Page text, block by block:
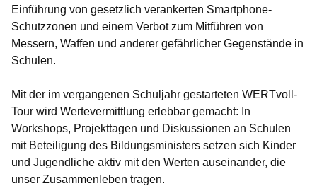
Einführung von gesetzlich verankerten Smartphone-
Schutzzonen und einem Verbot zum Mitführen von
Messern, Waffen und anderer gefährlicher Gegenstände in
Schulen.
Mit der im vergangenen Schuljahr gestarteten WERTvoll-
Tour wird Wertevermittlung erlebbar gemacht: In
Workshops, Projekttagen und Diskussionen an Schulen
mit Beteiligung des Bildungsministers setzen sich Kinder
und Jugendliche aktiv mit den Werten auseinander, die
unser Zusammenleben tragen.